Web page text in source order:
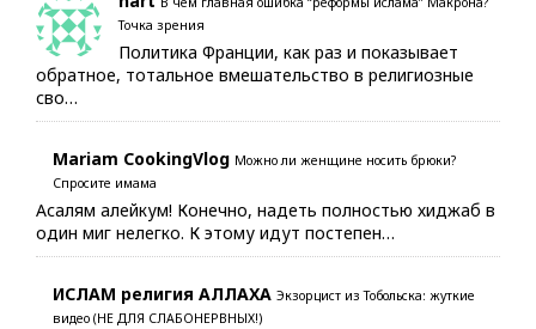
Точка зрения
Политика Франции, как раз и показывает
обратное, тотальное вмешательство в религиозные
сво…
Mariam CookingVlog Можно ли женщине носить брюки?
Спросите имама
Асалям алейкум! Конечно, надеть полностью хиджаб в
один миг нелегко. К этому идут постепен…
ИСЛАМ религия АЛЛАХА Экзорцист из Тобольска: жуткие
видео (НЕ ДЛЯ СЛАБОНЕРВНЫХ!)